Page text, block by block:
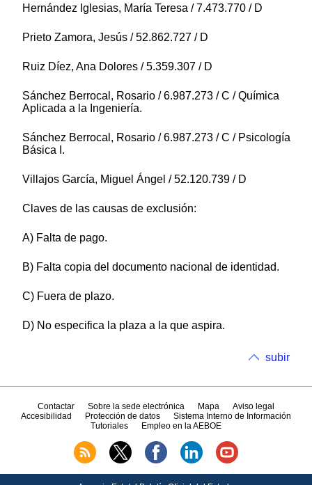
Hernández Iglesias, María Teresa / 7.473.770 / D
Prieto Zamora, Jesús / 52.862.727 / D
Ruiz Díez, Ana Dolores / 5.359.307 / D
Sánchez Berrocal, Rosario / 6.987.273 / C / Química
Aplicada a la Ingeniería.
Sánchez Berrocal, Rosario / 6.987.273 / C / Psicología
Básica I.
Villajos García, Miguel Ángel / 52.120.739 / D
Claves de las causas de exclusión:
A) Falta de pago.
B) Falta copia del documento nacional de identidad.
C) Fuera de plazo.
D) No especifica la plaza a la que aspira.
subir
Contactar Sobre la sede electrónica Mapa
Aviso legal
Accesibilidad
Protección de datos
Sistema Interno de Información
Tutoriales
Empleo en la AEBOE